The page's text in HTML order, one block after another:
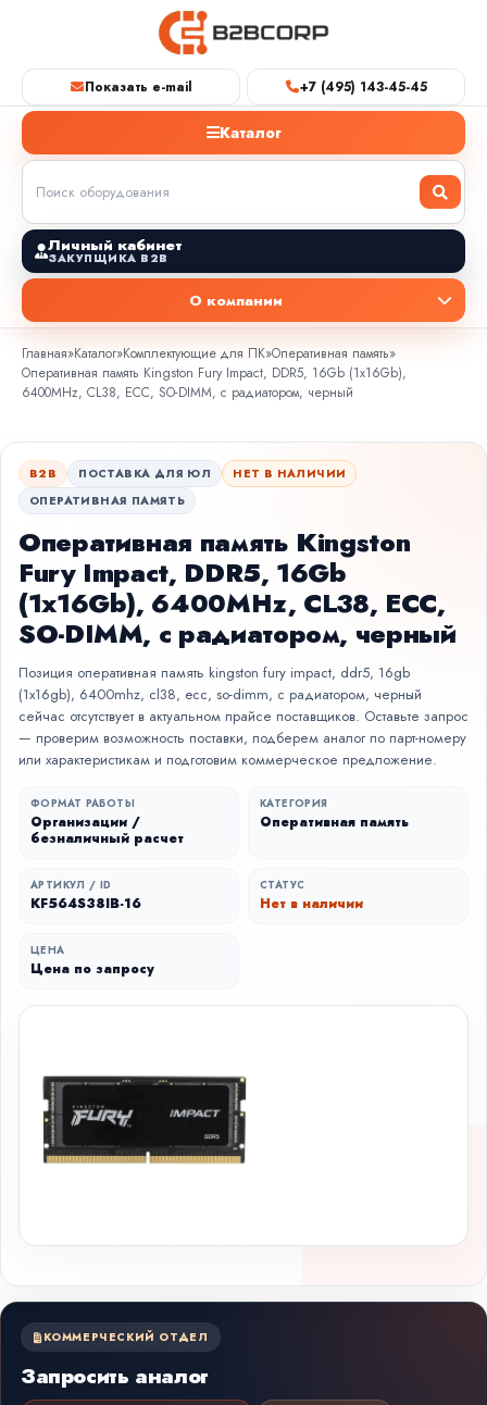
Показать e-mail +7 (495) 143-45-45
Каталог
Личный кабинет
ЗАКУПЩИКА B2B
О компании
Главная»Каталог»Комплектующие для ПК»Оперативная память»
Оперативная память Kingston Fury Impact, DDR5, 16Gb (1x16Gb),
6400MHz, CL38, ECC, SO-DIMM, с радиатором, черный
B2B ПОСТАВКА ДЛЯ ЮЛ
НЕТ В НАЛИЧИИ
ОПЕРАТИВНАЯ ПАМЯТЬ
Оперативная память Kingston
Fury Impact, DDR5, 16Gb
(1x16Gb), 6400MHz, CL38, ECC,
SO-DIMM, с радиатором, черный
Позиция оперативная память kingston fury impact, ddr5, 16gb
(1x16gb), 6400mhz, cl38, ecc, so-dimm, с радиатором, черный
сейчас отсутствует в актуальном прайсе поставщиков. Оставьте запрос
— проверим возможность поставки, подберем аналог по парт-номеру
или характеристикам и подготовим коммерческое предложение.
ФОРМАТ РАБОТЫ
Организации /
безналичный расчет
КАТЕГОРИЯ
Оперативная память
АРТИКУЛ / ID
KF564S38IB-16
СТАТУС
Нет в наличии
ЦЕНА
Цена по запросу
КОММЕРЧЕСКИЙ ОТДЕЛ
Запросить аналог